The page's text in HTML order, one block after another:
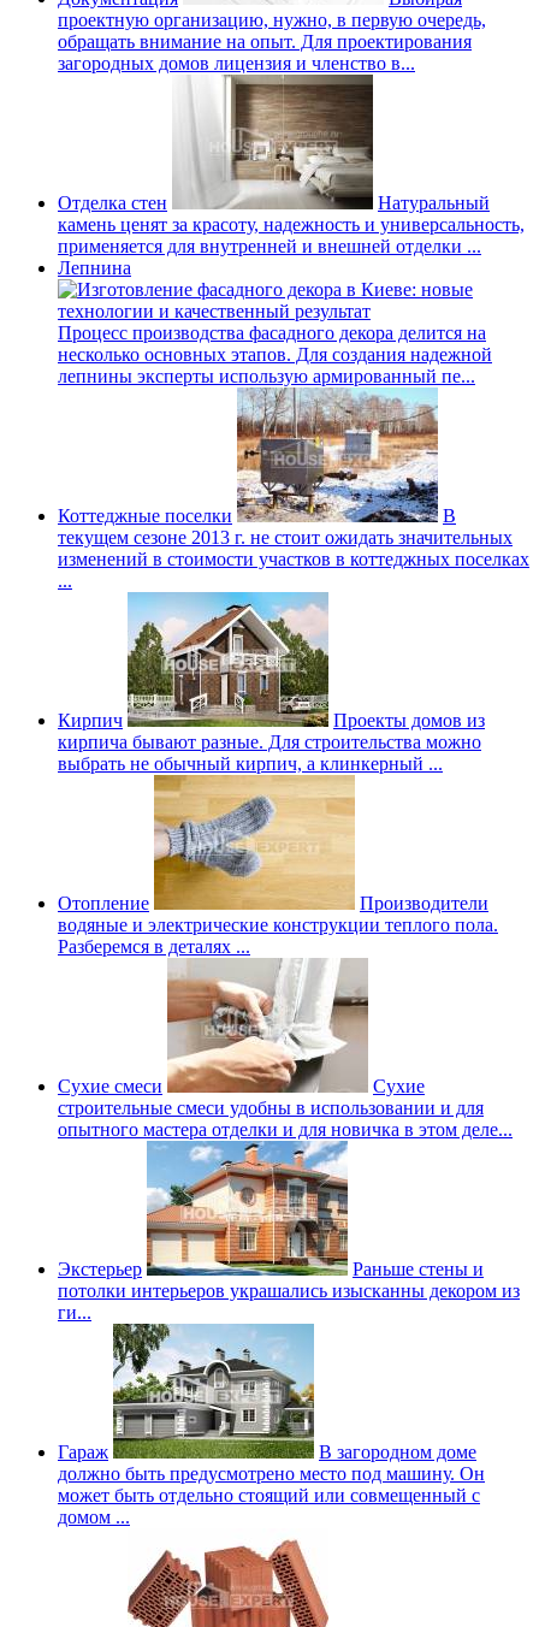
проектную организацию, нужно, в первую очередь,
обращать внимание на опыт. Для проектирования
загородных домов лицензия и членство в...
Отделка стен
Натуральный
камень ценят за красоту, надежность и универсальность,
применяется для внутренней и внешней отделки ...
Лепнина
Процесс производства фасадного декора делится на
несколько основных этапов. Для создания надежной
лепнины эксперты использую армированный пе...
Коттеджные поселки
В
текущем сезоне 2013 г. не стоит ожидать значительных
изменений в стоимости участков в коттеджных поселках
...
Кирпич
Проекты домов из
кирпича бывают разные. Для строительства можно
выбрать не обычный кирпич, а клинкерный ...
Отопление
Производители
водяные и электрические конструкции теплого пола.
Разберемся в деталях ...
Сухие смеси
Сухие
строительные смеси удобны в использовании и для
опытного мастера отделки и для новичка в этом деле...
Экстерьер
Раньше стены и
потолки интерьеров украшались изысканны декором из
ги...
Гараж
В загородном доме
должно быть предусмотрено место под машину. Он
может быть отдельно стоящий или совмещенный с
домом ...